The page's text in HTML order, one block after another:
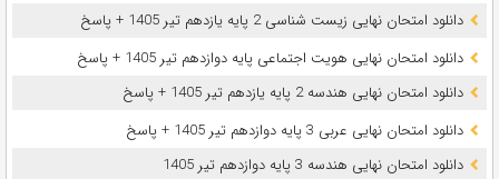
دانلود امتحان نهایی زیست شناسی 2 پایه یازدهم تیر 1405 + پاسخ
دانلود امتحان نهایی هویت اجتماعی پایه دوازدهم تیر 1405 + پاسخ
دانلود امتحان نهایی هندسه 2 پایه یازدهم تیر 1405 + پاسخ
دانلود امتحان نهایی عربی 3 پایه دوازدهم تیر 1405 + پاسخ
دانلود امتحان نهایی هندسه 3 پایه دوازدهم تیر 1405